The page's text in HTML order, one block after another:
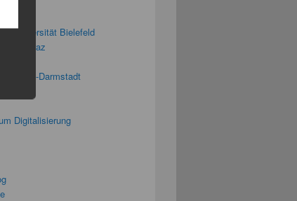
– Universität Bielefeld
TU Graz
der TU-Darmstadt
Digitalisierung